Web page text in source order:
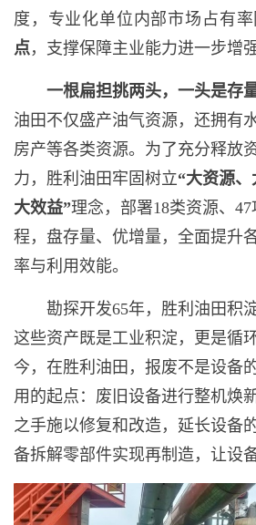
度，专业化单位内部市场占有
点，支撑保障主业能力进一步增强
一根扁担挑两头，一头是存
油田不仅盛产油气资源，还拥有
房产等各类资源。为了充分释放
力，胜利油田牢固树立“大资源、
大效益”理念，部署18类资源、
程，盘存量、优增量，全面提升
率与利用效能。
勘探开发65年，胜利油田积
这些资产既是工业积淀，更是循
今，在胜利油田，报废不是设备
用的起点：废旧设备进行整机焕
之手施以修复和改造，延长设备
备拆解零部件实现再制造，让设